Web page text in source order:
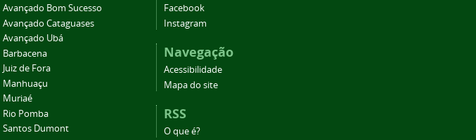
Avançado Bom Sucesso
Avançado Cataguases
Avançado Ubá
Barbacena
Juiz de Fora
Manhuaçu
Muriaé
Rio Pomba
Santos Dumont
Facebook
Instagram
Navegação
Acessibilidade
Mapa do site
RSS
O que é?